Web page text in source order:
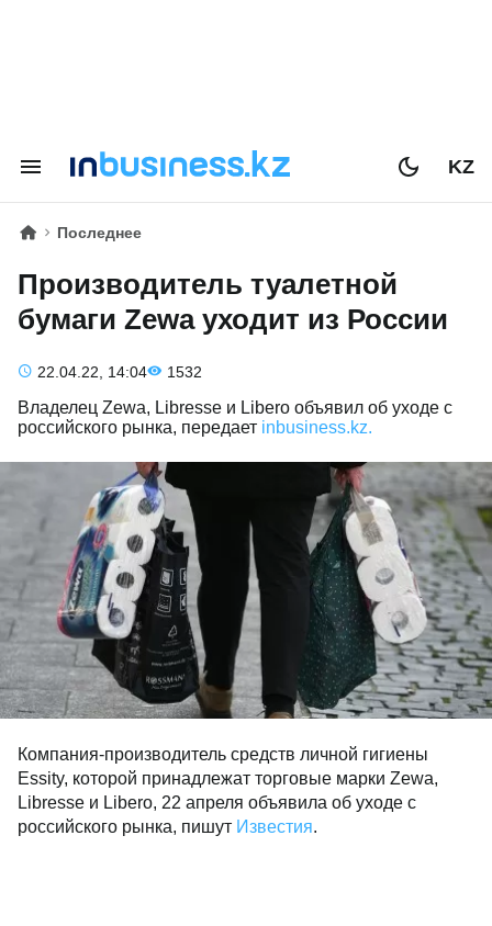
KZ
Последнее
Производитель туалетной
бумаги Zewa уходит из России
22.04.22, 14:04 1532
Владелец Zewa, Libresse и Libero объявил об уходе с
российского рынка, передает inbusiness.kz.
Компания-производитель средств личной гигиены
Essity, которой принадлежат торговые марки Zewa,
Libresse и Libero, 22 апреля объявила об уходе с
российского рынка, пишут Известия.